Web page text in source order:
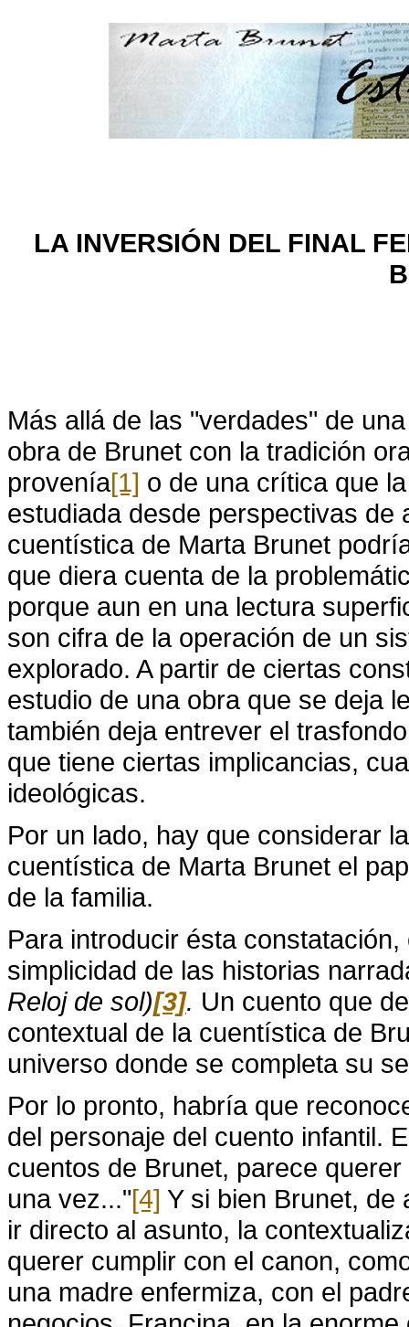
LA INVERSIÓN DEL FINAL
Más allá de las "verdades" de
obra de Brunet con la tradición
provenía[1] o de una crítica que
estudiada desde perspectivas de
cuentística de Marta Brunet
que diera cuenta de la
porque aun en una lectura
son cifra de la operación de un
explorado. A partir de ciertas
estudio de una obra que se deja
también deja entrever el
que tiene ciertas implicancias,
ideológicas.
Por un lado, hay que considerar
cuentística de Marta Brunet el
de la familia.
Para introducir ésta
simplicidad de las historias
Reloj de sol)[3]. Un cuento que
contextual de la cuentística de
universo donde se completa su
Por lo pronto, habría que
del personaje del cuento infantil.
cuentos de Brunet, parece
una vez..."[4] Y si bien Brunet, de
ir directo al asunto, la
querer cumplir con el canon,
una madre enfermiza, con el